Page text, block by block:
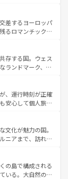
スペインはその個
。 なお、新着のスペイン情報は コ
宮殿、歴史的な大
が、訪れる者を心
国としても知ら
、プロヴァンスの
み方が可能だ。さ
おり、どの街角に
なる文化を体験で
報はコンテンツ一覧
差するヨーロッパ
るロマンチック街
ることがない。ベ
ルプスの絶景、そ
景は必見。ビール
着の
ほしい。
存する国。ウェス
ランドマーク、歴
雅なアフタヌーン
パブ、サッカー観
富。イギリスを旅
、運行時刻が正確
安心して個人旅行
ではのユニークな
町歩きも満喫する
価も高いが、旅行
なお、新
照してほしい。
文化が魅力の国。
ニアまで、訪れる
グ、エンターテイ
。一方、アメリカ
ニオンやイエロー
の島で構成される
いる。大自然の神